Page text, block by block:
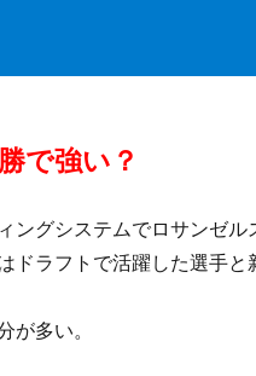
で強い？
ングシステムでロサンゼ
ドラフトで活躍した選手と
が多い。